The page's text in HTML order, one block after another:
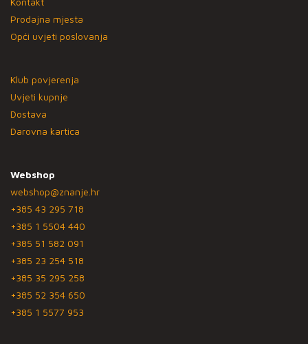
Prodajna mjesta
Opći uvjeti poslovanja
Klub povjerenja
Uvjeti kupnje
Dostava
Darovna kartica
Webshop
webshop@znanje.hr
+385 43 295 718
+385 1 5504 440
+385 51 582 091
+385 23 254 518
+385 35 295 258
+385 52 354 650
+385 1 5577 953